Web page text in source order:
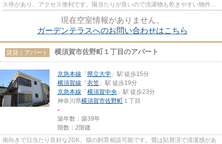
ス停があり、アクセス便利です。陽当たりが良いので洗濯物も乾きやすい物件で
現在空室情報がありません。
ガーデンテラスへのお問い合わせはこちら
賃貸｜アパート 横須賀市佐野町１丁目のアパート
京急本線 「 県立大学 」駅 徒歩15分
横須賀線 「 衣笠 」駅 徒歩19分
京急本線 「 横須賀中央 」駅 徒歩23分
神奈川県横須賀市佐野町 １丁目
-
築年数：築39年
階数：2階建
南向きで日当たり良好な2DK。猫の飼育相談可能です。畳は貼替済で清潔感があ